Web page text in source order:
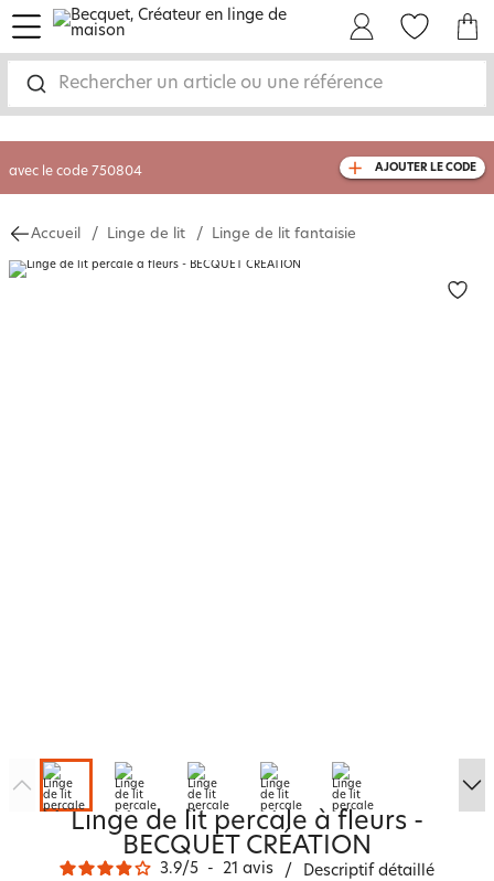
Rechercher un article ou une référence
menu
-35% sur votre commandedès 2 articles
livraison GRATUITEdès 110€ d'achat
avec le code 750804 AJOUTER LE CODE
Accueil Linge de lit Linge de lit fantaisie
Linge de lit percale à fleurs -
BECQUET CRÉATION
3.9/5 - 21 avis / Descriptif détaillé